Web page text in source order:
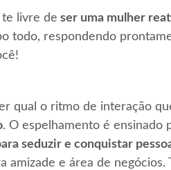
te livre de ser uma mulher
todo, respondendo
qual o ritmo de interação
. O espelhamento é ensinado
seduzir e conquistar
amizade e área de